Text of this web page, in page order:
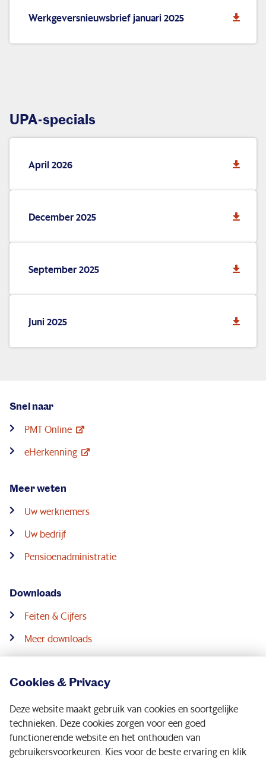
Cookies & Privacy
Deze website maakt gebruik van cookies en soortgelijke
technieken. Deze cookies zorgen voor een goed
functionerende website en het onthouden van
gebruikersvoorkeuren. Kies voor de beste ervaring en klik
Werkgeversnieuwsbrief januari 2025
UPA-specials
April 2026
December 2025
September 2025
Juni 2025
Snel naar
PMT Online
eHerkenning
Meer weten
Uw werknemers
Uw bedrijf
Pensioenadministratie
Downloads
Feiten & Cijfers
Meer downloads
Werkgeversconsulenten
Volg ons op: